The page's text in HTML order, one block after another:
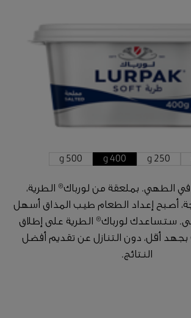
250 g
400 g
500 g
في الطهي. بملعقة من لورباك® الطرية،
أصبح إعداد الطعام طيب المذاق أسهل
ستساعدك لورباك® الطرية على إطلاق
بجهد أقل، دون التنازل عن تقديم أفضل
النتائج.